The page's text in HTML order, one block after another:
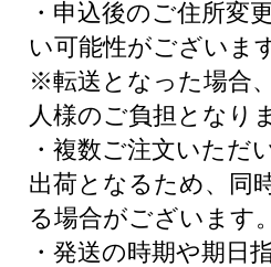
・申込後のご住所変
い可能性がございま
※転送となった場合
人様のご負担となり
・複数ご注文いただ
出荷となるため、同
る場合がございます。
・発送の時期や期日